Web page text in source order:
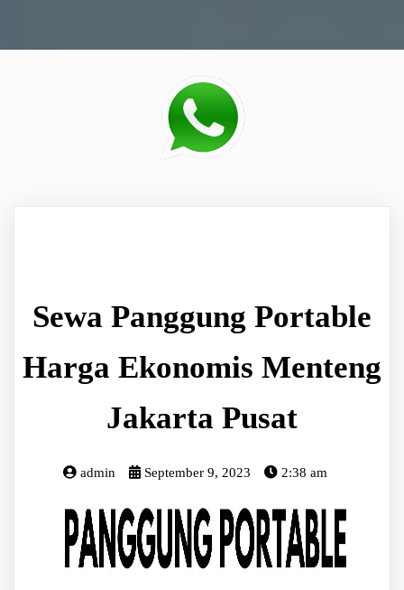
Sewa Panggung Portable
Harga Ekonomis Menteng
Jakarta Pusat
admin September 9, 2023 2:38 am